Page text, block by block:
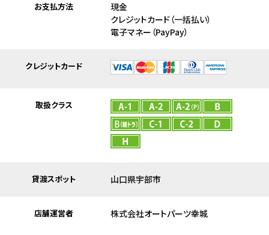
お支払方法
現金
クレジットカード（一括払い）
電子マネー（PayPay）
クレジットカード
取扱クラス
貸渡スポット 山口県宇部市
店舗運営者 株式会社オートパーツ幸城